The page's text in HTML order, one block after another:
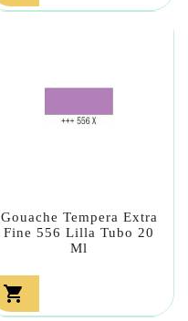
Gouache Tempera Extra
Fine 556 Lilla Tubo 20
Ml
